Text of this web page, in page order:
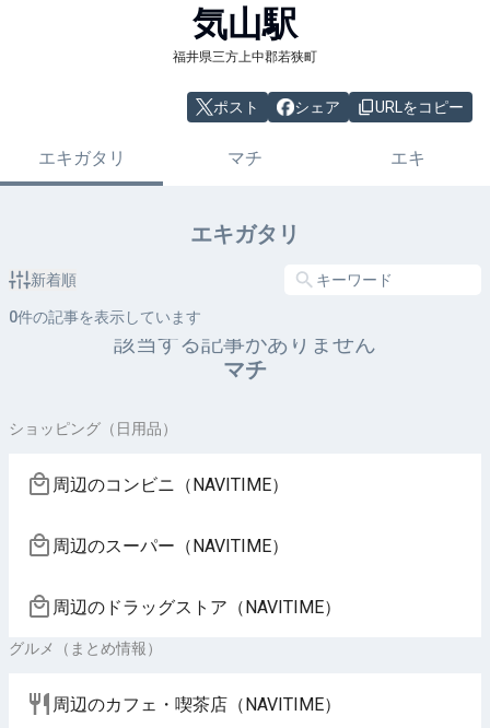
気山駅
福井県三方上中郡若狭町
ポスト シェア URLをコピー
エキガタリ マチ エキ
エキガタリ
新着順
0件の記事を表示しています
該当する記事がありません
マチ
ショッピング（日用品）
周辺のコンビニ（NAVITIME）
周辺のスーパー（NAVITIME）
周辺のドラッグストア（NAVITIME）
グルメ（まとめ情報）
周辺のカフェ・喫茶店（NAVITIME）